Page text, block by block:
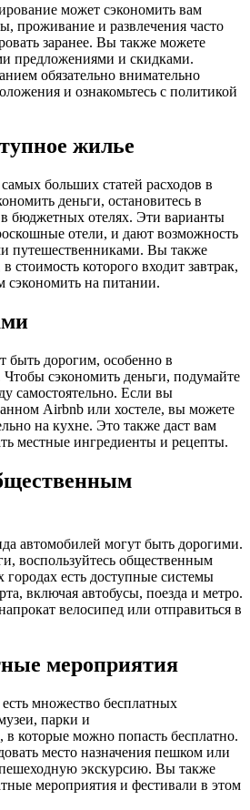
может сэкономить вам
проживание и развлечения часто
заранее. Вы также можете
предложениями и скидками.
обязательно внимательно
и ознакомьтесь с политикой
жилье
больших статей расходов в
деньги, остановитесь в
бюджетных отелях. Эти варианты
отели, и дают возможность
путешественниками. Вы также
стоимость которого входит завтрак,
сэкономить на питании.
быть дорогим, особенно в
Чтобы сэкономить деньги, подумайте
самостоятельно. Если вы
Airbnb или хостеле, вы можете
на кухне. Это также даст вам
местные ингредиенты и рецепты.
автомобилей могут быть дорогими.
воспользуйтесь общественным
есть доступные системы
включая автобусы, поезда и метро.
велосипед или отправиться в
мероприятия
множество бесплатных
парки и
в которые можно попасть бесплатно.
место назначения пешком или
экскурсию. Вы также
мероприятия и фестивали в этом